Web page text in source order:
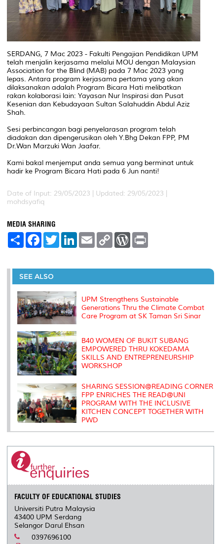
SERDANG, 7 Mac 2023 - Fakulti Pengajian Pendidikan UPM
telah menjalin kerjasama melalui MOU dengan Malaysian
Association for the Blind (MAB) pada 7 Mac 2023 yang
lepas. Antara program kerjasama pertama yang akan
dilaksanakan adalah Program Bicara Hati melibatkan
rakan kolaborasi lain: Yayasan Nur Inspirasi dan Pusat
Kesenian dan Kebudayaan Sultan Salahuddin Abdul Aziz
Shah.
Sesi perbincangan bagi penyelarasan program telah
diadakan dan dipengerusikan oleh Y.Bhg Dekan FPP, PM
Dr.Wan Marzuki Wan Jaafar.
Kami bakal menjemput anda semua yang berminat untuk
hadir ke Program Bicara Hati pada 6 Jun nanti!
Date of Input: 29/05/2023 | Updated: 29/05/2023 |
mohdsyafiq
MEDIA SHARING
S
e
F
a
b
o
o
k
T
w
t
r
L
e
I
E
m
l
C
L
n
W
P
e
s
t
SEE ALSO
UPM Strengthens Sustainable
Generations Thru the Climate Combat
Care Program at SK Taman Sri Sinar
B40 WOMEN OF BUKIT SUBANG
EMPOWERED THRU KOKEDAMA
SKILLS AND ENTREPRENEURSHIP
WORKSHOP
SHARING SESSION@READING CORNER
FPP ENRICHES THE READ@UNI
PROGRAM WITH THE INCLUSIVE
KITCHEN CONCEPT TOGETHER WITH
PWD
FACULTY OF EDUCATIONAL STUDIES
Universiti Putra Malaysia
43400 UPM Serdang
Selangor Darul Ehsan
0397696100